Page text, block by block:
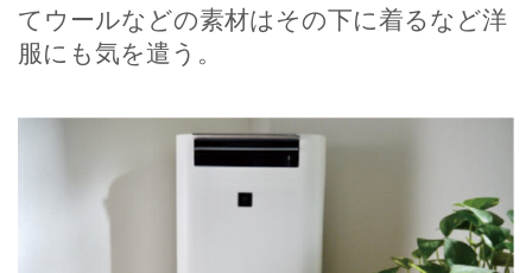
てウールなどの素材はその下に着るなど洋
服にも気を遣う。